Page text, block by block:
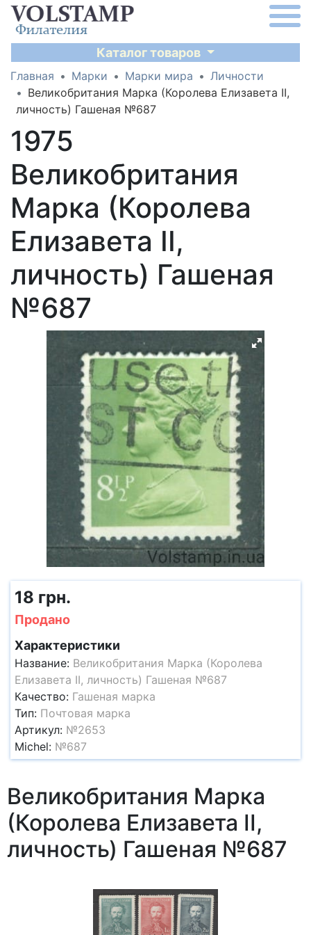
Каталог товаров
Главная Марки Марки мира
Личности
Великобритания Марка (Королева Елизавета II,
личность) Гашеная №687
1975
Великобритания
Марка (Королева
Елизавета II,
личность) Гашеная
№687
18 грн.
Продано
Характеристики
Название: Великобритания Марка (Королева
Елизавета II, личность) Гашеная №687
Качество: Гашеная марка
Тип: Почтовая марка
Артикул: №2653
Michel: №687
Великобритания Марка
(Королева Елизавета II,
личность) Гашеная №687